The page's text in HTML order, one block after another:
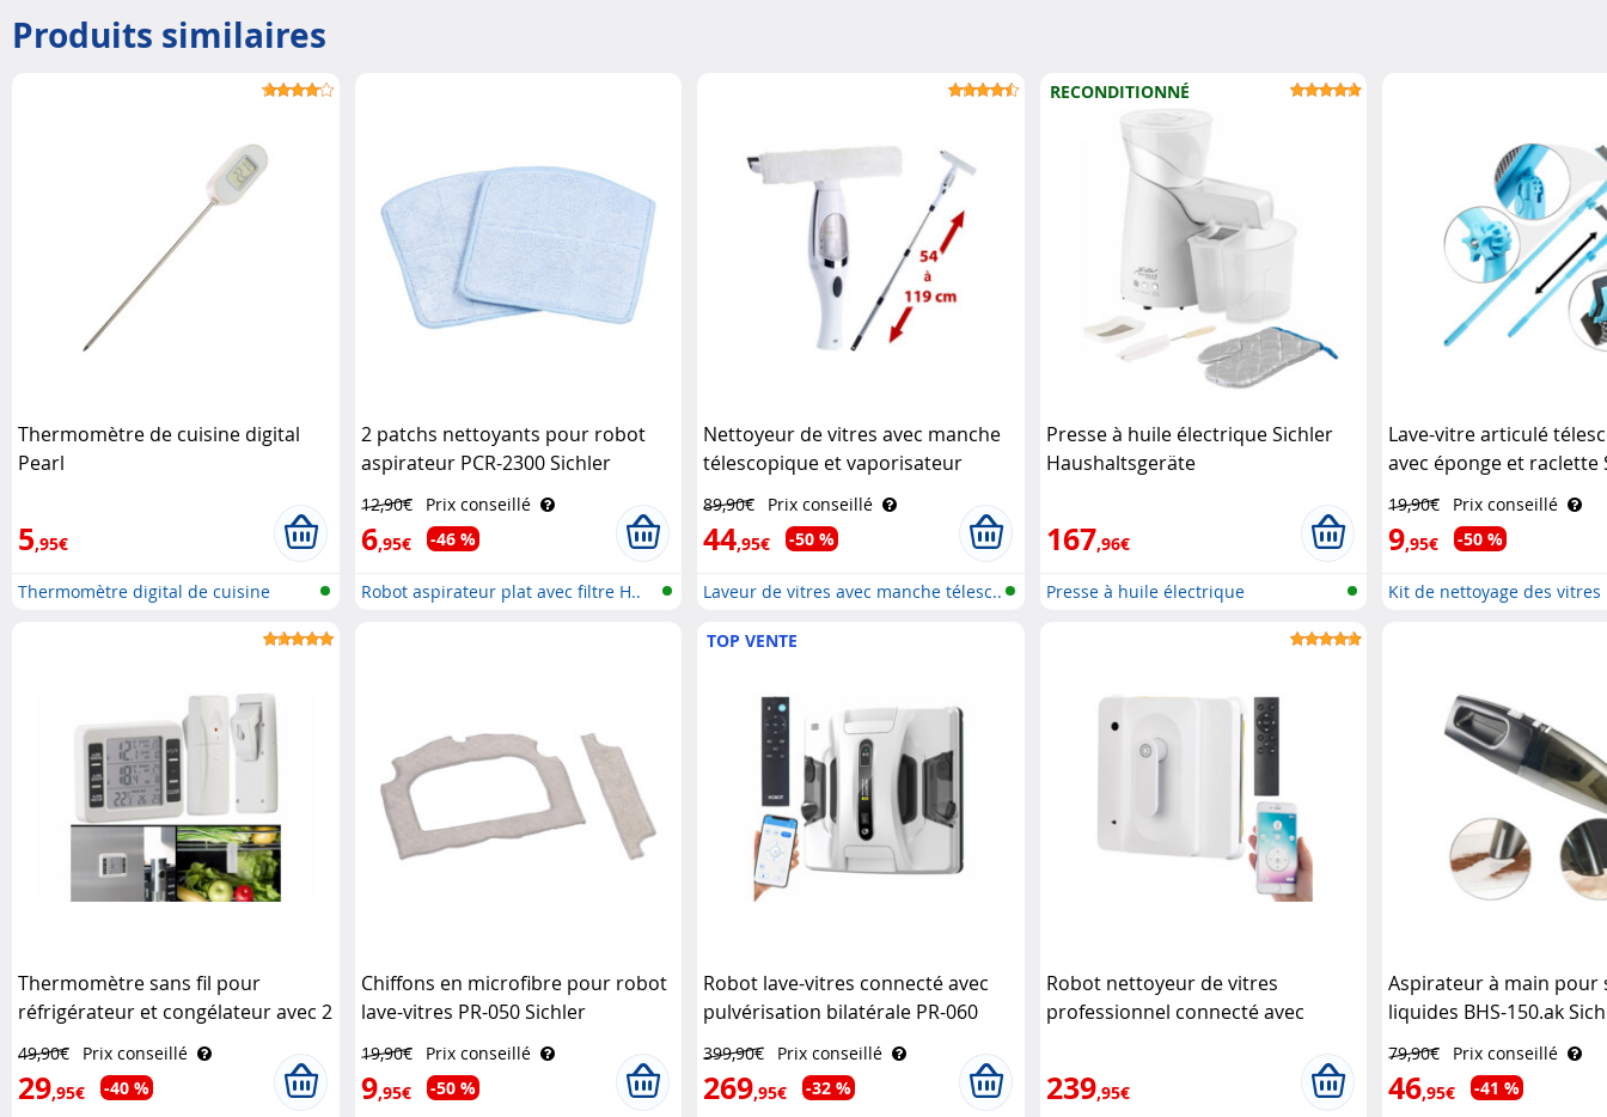
Produits similaires
Thermomètre de cuisine digital
Pearl
5,95€
Thermomètre digital de cuisine
2 patchs nettoyants pour robot
aspirateur PCR-2300 Sichler
12,90€ Prix conseillé
6,95€ -46 %
Robot aspirateur plat avec filtre H..
Nettoyeur de vitres avec manche
télescopique et vaporisateur
Sichler Haushaltsgeräte
89,90€ Prix conseillé
44,95€ -50 %
Laveur de vitres avec manche télesc..
RECONDITIONNÉ
Presse à huile électrique Sichler
Haushaltsgeräte
167,96€
Presse à huile électrique
Lave-vitre articulé
avec éponge et raclette
19,90€ Prix conseillé
9,95€ -50 %
Kit de nettoyage des vitres
Thermomètre sans fil pour
réfrigérateur et congélateur avec 2
capteurs Rosenstein & Söhne
49,90€ Prix conseillé
29,95€ -40 %
Chiffons en microfibre pour robot
lave-vitres PR-050 Sichler
19,90€ Prix conseillé
9,95€ -50 %
TOP VENTE
Robot lave-vitres connecté avec
pulvérisation bilatérale PR-060
Sichler Exclusive
399,90€ Prix conseillé
269,95€ -32 %
Robot nettoyeur de vitres
professionnel connecté avec
239,95€
Aspirateur à main pour
liquides BHS-150.ak
79,90€ Prix conseillé
46,95€ -41 %